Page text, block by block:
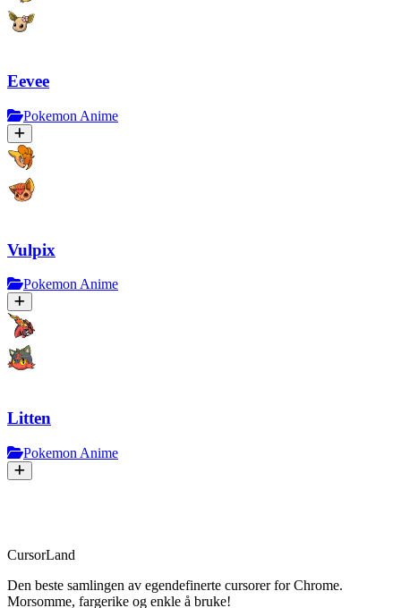
Eevee
Pokemon Anime
Vulpix
Pokemon Anime
Litten
Pokemon Anime
CursorLand
Den beste samlingen av egendefinerte cursorer for Chrome.
Morsomme, fargerike og enkle å bruke!